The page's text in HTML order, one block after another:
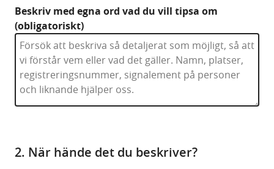
Beskriv med egna ord vad du vill tipsa om
(obligatoriskt)
2. När hände det du beskriver?